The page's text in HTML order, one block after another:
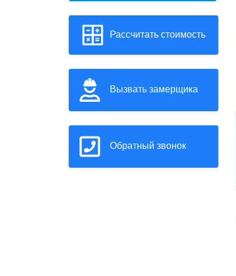
Рассчитать стоимость
Вызвать замерщика
Обратный звонок